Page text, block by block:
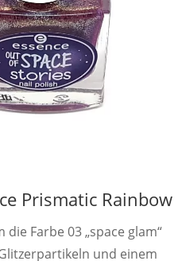
Prismatic Rainbow
Farbe 03 „space glam“
und einem